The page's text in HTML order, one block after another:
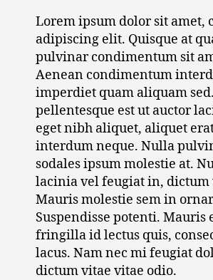
Lorem ipsum dolor sit amet,
adipiscing elit. Quisque at
pulvinar condimentum sit
Aenean condimentum
imperdiet quam aliquam
pellentesque est ut auctor
eget nibh aliquet, aliquet
interdum neque. Nulla
sodales ipsum molestie at.
lacinia vel feugiat in, dictum
Mauris molestie sem in
Suspendisse potenti. Mauris
fringilla id lectus quis,
lacus. Nam nec mi feugiat
dictum vitae vitae odio.